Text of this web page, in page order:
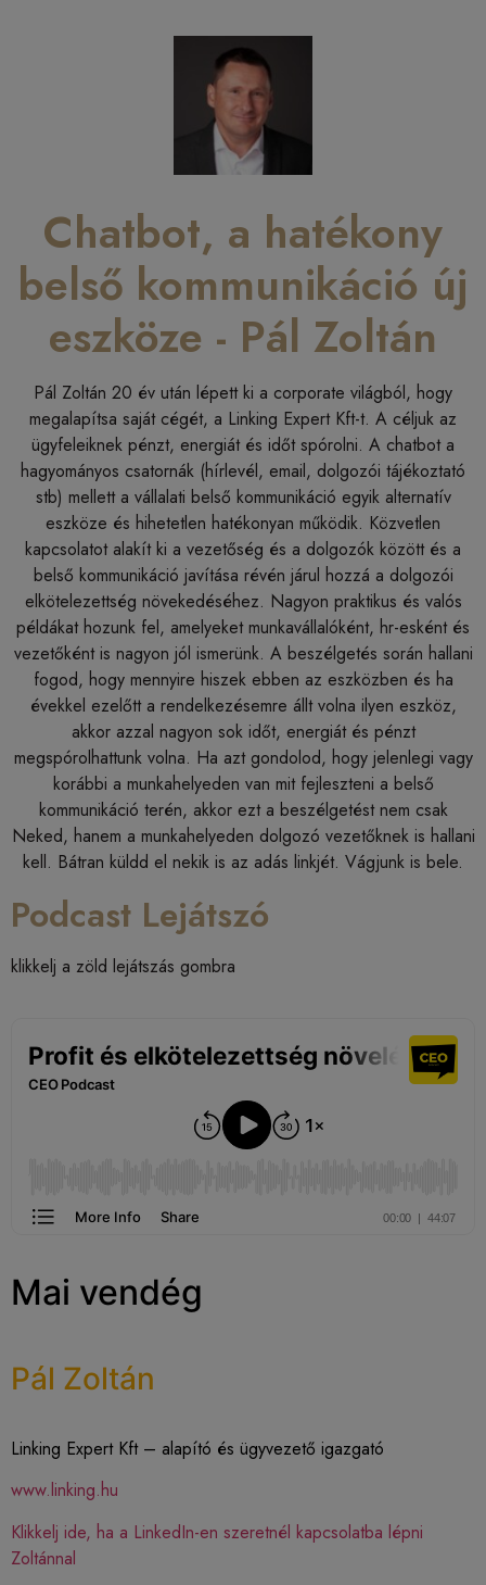
Chatbot, a hatékony
belső kommunikáció új
eszköze - Pál Zoltán
Pál Zoltán 20 év után lépett ki a corporate világból, hogy
megalapítsa saját cégét, a Linking Expert Kft-t. A céljuk az
ügyfeleiknek pénzt, energiát és időt spórolni. A chatbot a
hagyományos csatornák (hírlevél, email, dolgozói tájékoztató
stb) mellett a vállalati belső kommunikáció egyik alternatív
eszköze és hihetetlen hatékonyan működik. Közvetlen
kapcsolatot alakít ki a vezetőség és a dolgozók között és a
belső kommunikáció javítása révén járul hozzá a dolgozói
elkötelezettség növekedéséhez. Nagyon praktikus és valós
példákat hozunk fel, amelyeket munkavállalóként, hr-esként és
vezetőként is nagyon jól ismerünk. A beszélgetés során hallani
fogod, hogy mennyire hiszek ebben az eszközben és ha
évekkel ezelőtt a rendelkezésemre állt volna ilyen eszköz,
akkor azzal nagyon sok időt, energiát és pénzt
megspórolhattunk volna. Ha azt gondolod, hogy jelenlegi vagy
korábbi a munkahelyeden van mit fejleszteni a belső
kommunikáció terén, akkor ezt a beszélgetést nem csak
Neked, hanem a munkahelyeden dolgozó vezetőknek is hallani
kell. Bátran küldd el nekik is az adás linkjét. Vágjunk is bele.
Podcast Lejátszó
klikkelj a zöld lejátszás gombra
Mai vendég
Pál Zoltán
Linking Expert Kft – alapító és ügyvezető igazgató
www.linking.hu
Klikkelj ide, ha a LinkedIn-en szeretnél kapcsolatba lépni
Zoltánnal